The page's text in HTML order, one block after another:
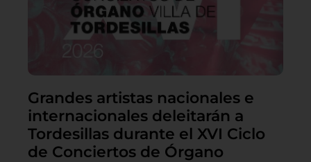
Grandes artistas nacionales e
internacionales deleitarán a
Tordesillas durante el XVI Ciclo
de Conciertos de Órgano